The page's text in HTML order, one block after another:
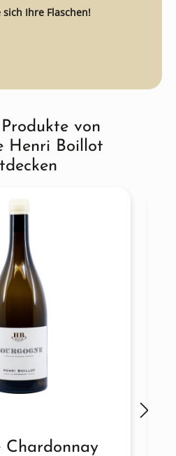
Ihre Flaschen!
von
Henri Boillot
Chardonnay